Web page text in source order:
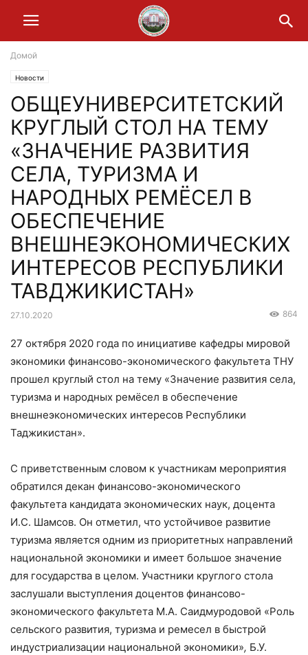
Домой
Новости
ОБЩЕУНИВЕРСИТЕТСКИЙ
КРУГЛЫЙ СТОЛ НА ТЕМУ
«ЗНАЧЕНИЕ РАЗВИТИЯ
СЕЛА, ТУРИЗМА И
НАРОДНЫХ РЕМЁСЕЛ В
ОБЕСПЕЧЕНИЕ
ВНЕШНЕЭКОНОМИЧЕСКИХ
ИНТЕРЕСОВ РЕСПУБЛИКИ
ТАВДЖИКИСТАН»
27.10.2020 864
27 октября 2020 года по инициативе кафедры мировой
экономики финансово-экономического факультета ТНУ
прошел круглый стол на тему «Значение развития села,
туризма и народных ремёсел в обеспечение
внешнеэкономических интересов Республики
Таджикистан».
С приветственным словом к участникам мероприятия
обратился декан финансово-экономического
факультета кандидата экономических наук, доцента
И.С. Шамсов. Он отметил, что устойчивое развитие
туризма является одним из приоритетных направлений
национальной экономики и имеет большое значение
для государства в целом. Участники круглого стола
заслушали выступления доцентов финансово-
экономического факультета М.А. Саидмуродовой «Роль
сельского развития, туризма и ремесел в быстрой
индустриализации национальной экономики», Б.У.